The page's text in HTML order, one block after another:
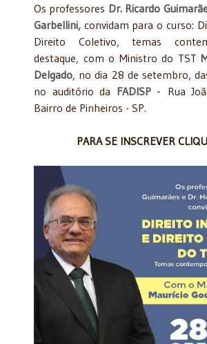
Os professores Dr. Ricardo
Garbellini, convidam para o curso:
Direito Coletivo, temas
destaque, com o Ministro do TST
Delgado, no dia 28 de setembro,
no auditório da FADISP - Rua
Bairro de Pinheiros - SP.
PARA SE INSCREVER